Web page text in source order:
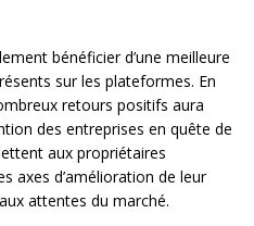
bénéficier d’une meilleure
sur les plateformes. En
retours positifs aura
des entreprises en quête de
aux propriétaires
axes d’amélioration de leur
attentes du marché.